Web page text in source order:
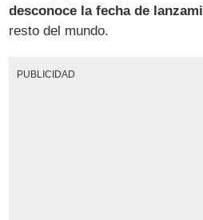
desconoce la fecha de
resto del mundo.
PUBLICIDAD